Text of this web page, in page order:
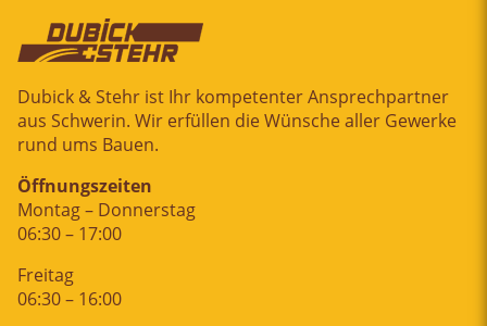
Dubick & Stehr ist Ihr kompetenter Ansprechpartner
aus Schwerin. Wir erfüllen die Wünsche aller Gewerke
rund ums Bauen.
Öffnungszeiten
Montag – Donnerstag
06:30 – 17:00
Freitag
06:30 – 16:00